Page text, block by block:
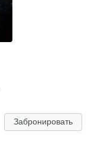
Забронировать